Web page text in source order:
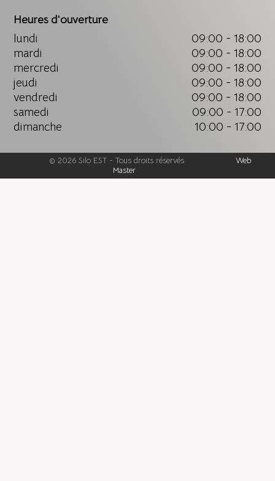
Heures d'ouverture
lundi
09:00 - 18:00
mardi
09:00 - 18:00
mercredi
09:00 - 18:00
jeudi
09:00 - 18:00
vendredi
09:00 - 18:00
samedi
09:00 - 17:00
dimanche
10:00 - 17:00
© 2026 Silo EST- Tous droits réservés
Web
Master